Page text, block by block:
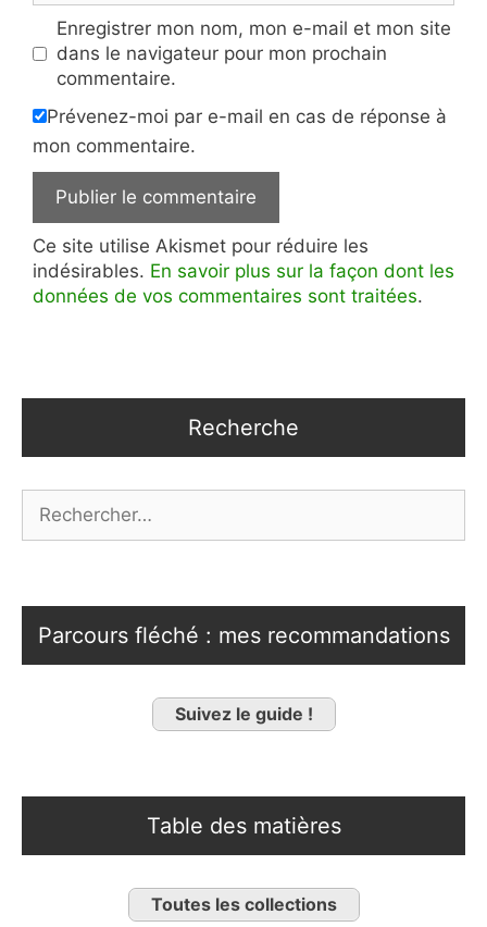
Enregistrer mon nom, mon e-mail et mon site
dans le navigateur pour mon prochain
commentaire.
Prévenez-moi par e-mail en cas de réponse à
mon commentaire.
Ce site utilise Akismet pour réduire les
indésirables. En savoir plus sur la façon dont les
données de vos commentaires sont traitées.
Recherche
Parcours fléché : mes recommandations
Suivez le guide !
Table des matières
Toutes les collections